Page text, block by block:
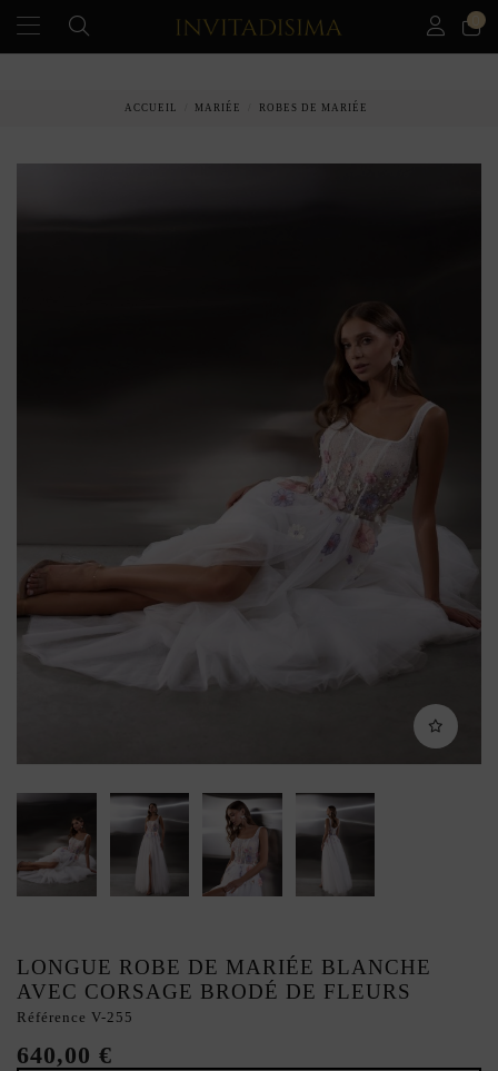
ACCUEIL MARIÉE ROBES DE MARIÉE
LONGUE ROBE DE MARIÉE BLANCHE
AVEC CORSAGE BRODÉ DE FLEURS
Référence V-255
640,00 €